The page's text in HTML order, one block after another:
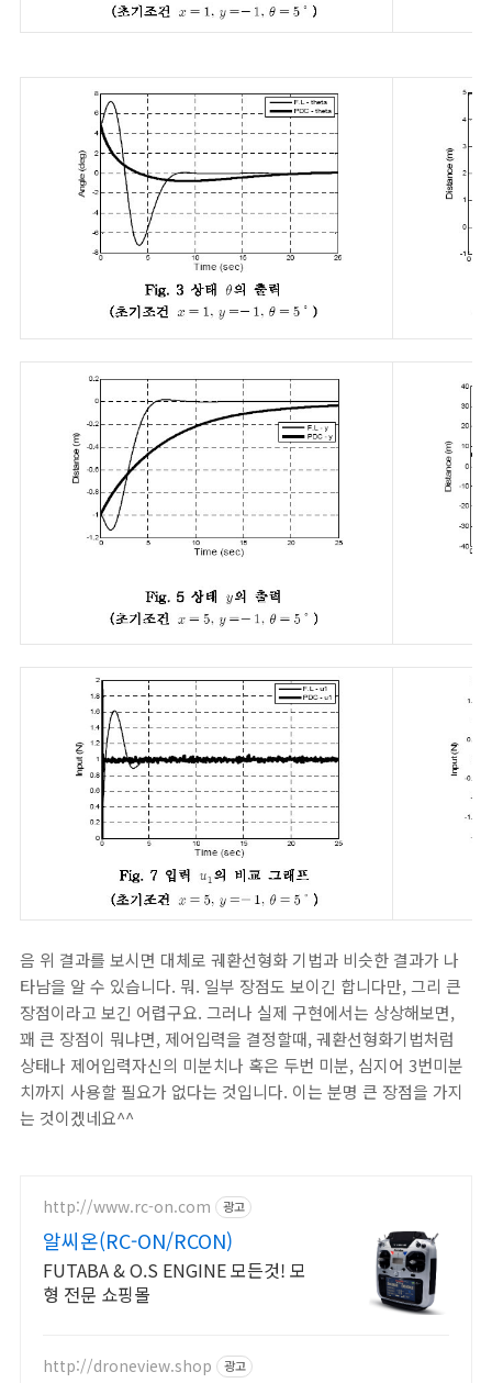
음 위 결과를 보시면 대체로 궤환선형화 기법과 비슷한 결과가 나
타남을 알 수 있습니다. 뭐. 일부 장점도 보이긴 합니다만, 그리 큰
장점이라고 보긴 어렵구요. 그러나 실제 구현에서는 상상해보면,
꽤 큰 장점이 뭐냐면, 제어입력을 결정할때, 궤환선형화기법처럼
상태나 제어입력자신의 미분치나 혹은 두번 미분, 심지어 3번미분
치까지 사용할 필요가 없다는 것입니다. 이는 분명 큰 장점을 가지
는 것이겠네요^^
http://www.rc-on.com 광고
알씨온(RC-ON/RCON)
FUTABA & O.S ENGINE 모든것! 모
형 전문 쇼핑몰
http://droneview.shop 광고